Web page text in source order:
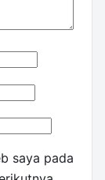
saya pada